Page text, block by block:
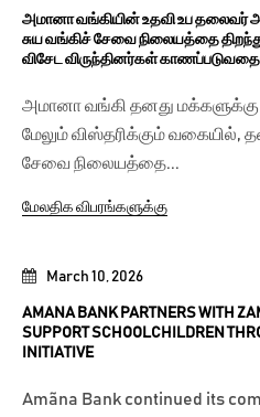
March 10, 2026
AMANA BANK PARTNERS WITH
SUPPORT SCHOOLCHILDREN
INITIATIVE
Amãna Bank continued its
அமானா வங்கியின் உதவி உப
சுய வங்கிச் சேவை நிலையத்தை
விசேட விருந்தினர்கள்
அமானா வங்கி தனது
மேலும் விஸ்தரிக்கும் வகையில்,
சேவை நிலையத்தை...
மேலதிக விபரங்களுக்கு